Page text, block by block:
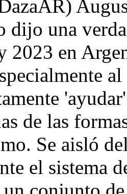
dijo una
2023 en
de las
Se aisló
el sistema